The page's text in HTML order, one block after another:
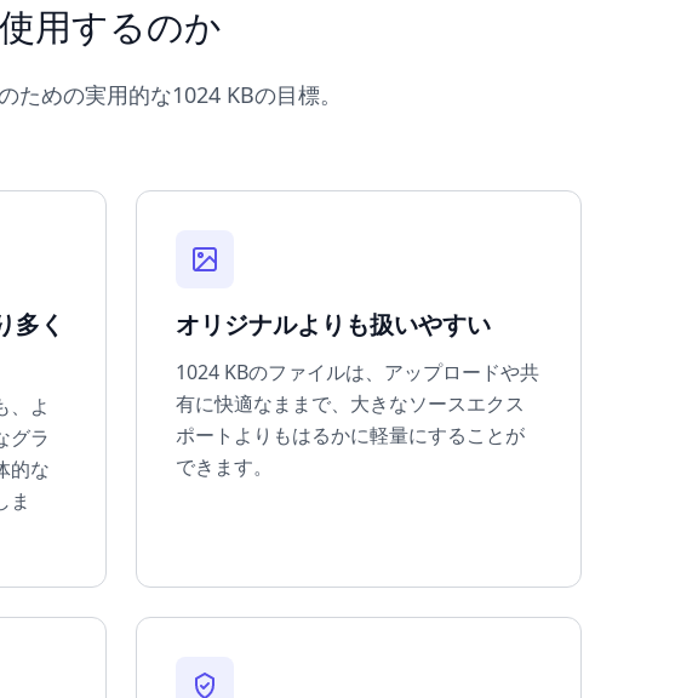
用するのか
ための実用的な1024 KBの目標。
多く
、よ
グラ
的な
ま
オリジナルよりも扱いやすい
1024 KBのファイルは、アップロードや共
有に快適なままで、大きなソースエクス
ポートよりもはるかに軽量にすることが
できます。